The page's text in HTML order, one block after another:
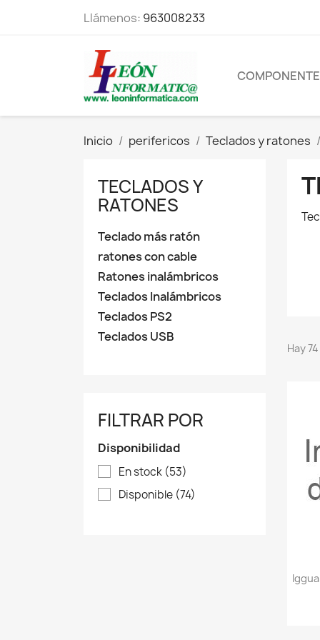
Llámenos: 963008233
Inicio perifericos Teclados y ratones
TECLADOS Y
RATONES
Teclado más ratón
ratones con cable
Ratones inalámbricos
Teclados Inalámbricos
Teclados PS2
Teclados USB
FILTRAR POR
Disponibilidad
En stock (53)
Disponible (74)
Hay